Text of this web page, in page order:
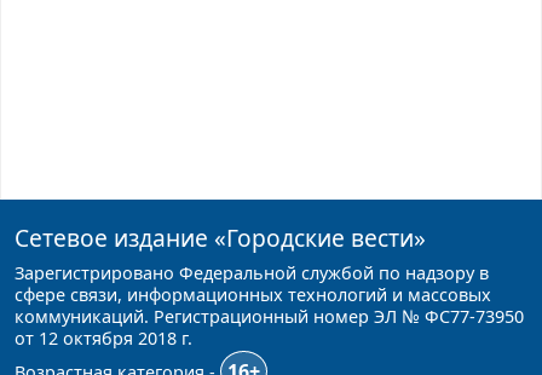
Сетевое издание «Городские вести»
Зарегистрировано Федеральной службой по надзору в
сфере связи, информационных технологий и массовых
коммуникаций. Регистрационный номер ЭЛ № ФС77-73950
от 12 октября 2018 г.